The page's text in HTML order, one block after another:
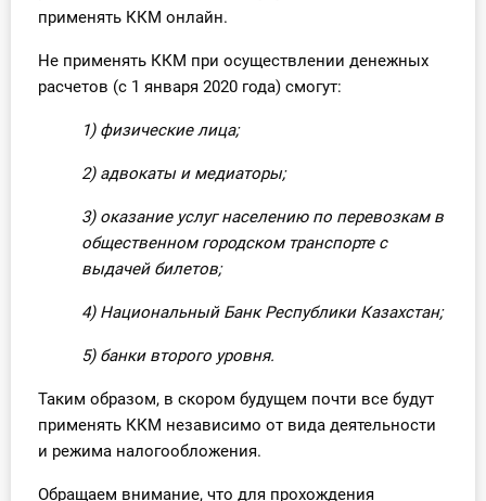
применять ККМ онлайн.
Не применять ККМ при осуществлении денежных
расчетов (с 1 января 2020 года) смогут:
1) физические лица;
2) адвокаты и медиаторы;
3) оказание услуг населению по перевозкам в
общественном городском транспорте с
выдачей билетов;
4) Национальный Банк Республики Казахстан;
5) банки второго уровня.
Таким образом, в скором будущем почти все будут
применять ККМ независимо от вида деятельности
и режима налогообложения.
Обращаем внимание, что для прохождения